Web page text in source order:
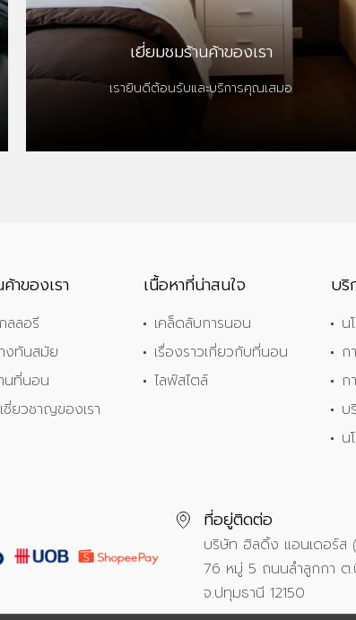
เยี่ยมชมร้านค้าของเรา
เรายินดีต้อนรับและบริการคุณเสมอ
ค้าของเรา
ลลอรี
งทันสมัย
นที่นอน
ชี่ยวชาญของเรา
เนื้อหาที่น่าสนใจ
เคล็ดลับการนอน
เรื่องราวเกี่ยวกับที่นอน
ไลฟ์สไตล์
บริ
น
ก
ก
บ
น
ที่อยู่ติดต่อ
บริษัท ฮิลดิ้ง แอนเดอร์ส
76 หมู่ 5 ถนนลำลูกกา ต
จ.ปทุมธานี 12150